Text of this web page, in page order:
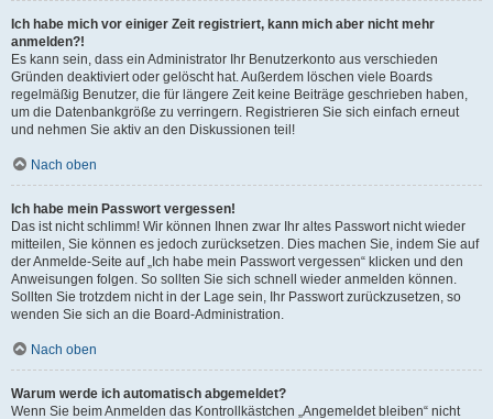
Ich habe mich vor einiger Zeit registriert, kann mich aber nicht mehr
anmelden?!
Es kann sein, dass ein Administrator Ihr Benutzerkonto aus verschieden
Gründen deaktiviert oder gelöscht hat. Außerdem löschen viele Boards
regelmäßig Benutzer, die für längere Zeit keine Beiträge geschrieben haben,
um die Datenbankgröße zu verringern. Registrieren Sie sich einfach erneut
und nehmen Sie aktiv an den Diskussionen teil!
Nach oben
Ich habe mein Passwort vergessen!
Das ist nicht schlimm! Wir können Ihnen zwar Ihr altes Passwort nicht wieder
mitteilen, Sie können es jedoch zurücksetzen. Dies machen Sie, indem Sie auf
der Anmelde-Seite auf „Ich habe mein Passwort vergessen“ klicken und den
Anweisungen folgen. So sollten Sie sich schnell wieder anmelden können.
Sollten Sie trotzdem nicht in der Lage sein, Ihr Passwort zurückzusetzen, so
wenden Sie sich an die Board-Administration.
Nach oben
Warum werde ich automatisch abgemeldet?
Wenn Sie beim Anmelden das Kontrollkästchen „Angemeldet bleiben“ nicht